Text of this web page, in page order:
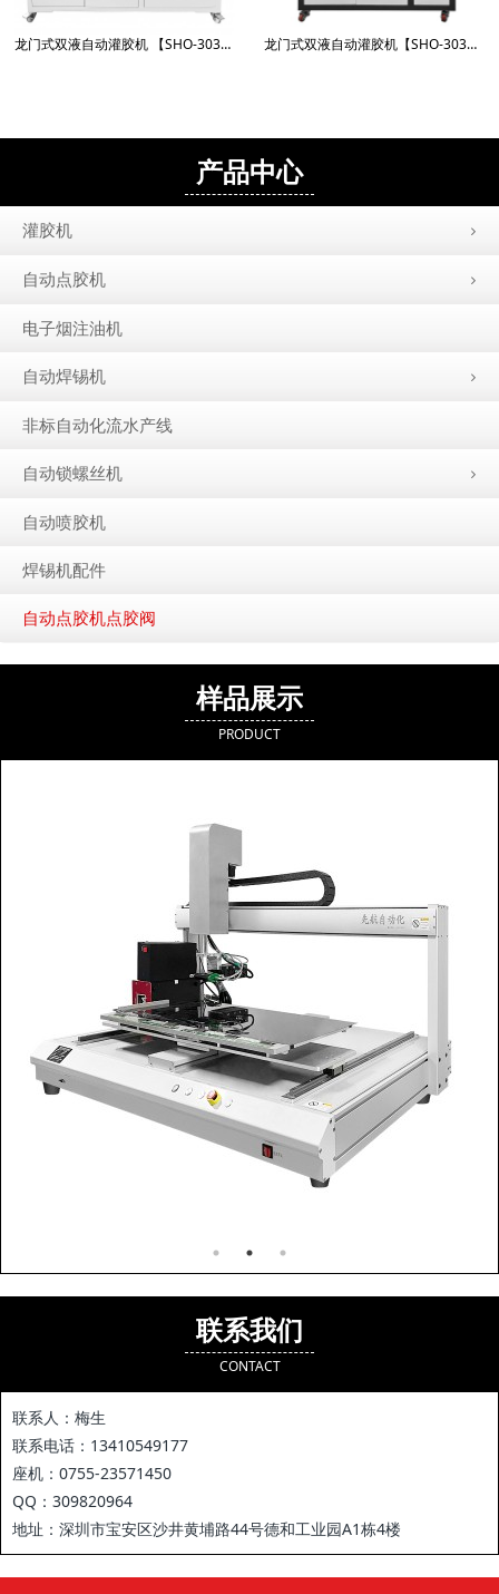
龙门式双液自动灌胶机 【SHO-3030X-951GJ-Q】 龙门式双液自动灌胶机【SHO-3030LL-5661GJQ】
产品中心
灌胶机
自动点胶机
电子烟注油机
自动焊锡机
非标自动化流水产线
自动锁螺丝机
自动喷胶机
焊锡机配件
自动点胶机点胶阀
样品展示
PRODUCT
联系我们
CONTACT
联系人：梅生
联系电话：13410549177
座机：0755-23571450
QQ：309820964
地址：深圳市宝安区沙井黄埔路44号德和工业园A1栋4楼